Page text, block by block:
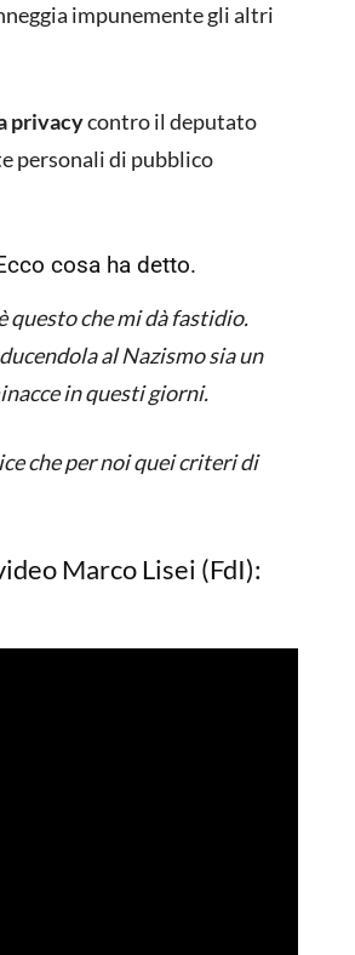
impunemente gli altri
privacycontro il deputato
personali di pubblico
cosa ha detto.
questo che mi dà fastidio.
al Nazismo sia un
in questi giorni.
che per noi quei criteri di
Marco Lisei (FdI):